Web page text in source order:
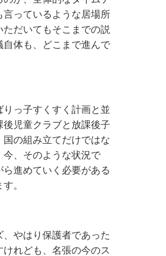
っているような居場所
だいてもそこまでの説
体も、どこまで進んで
っ子すくすく計画と並
児童クラブと放課後子
の組み立てだけではな
今、そのような状況で
進めていく必要がある
。
やはり保護者であった
れども、名張の今のス